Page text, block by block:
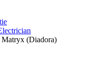
(Diadora)